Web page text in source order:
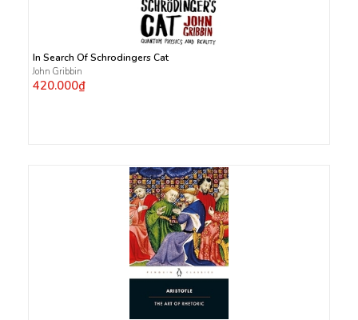
In Search Of Schrodingers Cat
John Gribbin
420.000₫